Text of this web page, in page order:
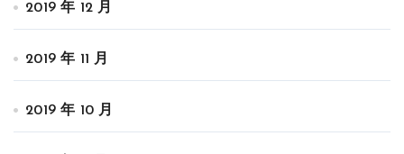
2019 年 12 月
2019 年 11 月
2019 年 10 月